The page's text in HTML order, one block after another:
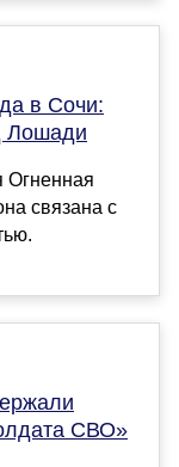
в Сочи:
Лошади
Огненная
связана с
СВО»